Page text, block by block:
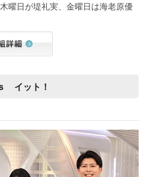
曜日が堤礼実、金曜日は海老原優
イット！